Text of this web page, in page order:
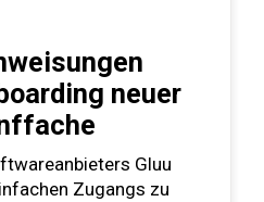
neuer
Gluu
Zugangs zu